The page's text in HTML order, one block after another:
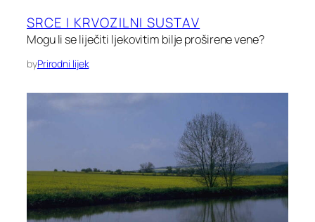
SRCE I KRVOZILNI SUSTAV
Mogu li se liječiti ljekovitim bilje proširene vene?
byPrirodni lijek